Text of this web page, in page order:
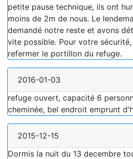
petite pause technique, ils ont
moins de 2m de nous. Le
demandé notre reste et avons
vite possible. Pour votre
refermer le portillon du refuge.
2016-01-03
refuge ouvert, capacité 6
cheminée, bel endroit emprunt
2015-12-15
Dormis la nuit du 13 decembre